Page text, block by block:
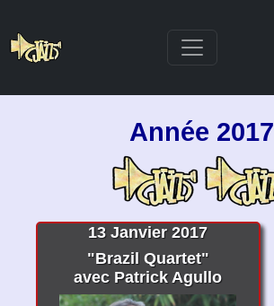
Année 2017
13 Janvier 2017
"Brazil Quartet"
avec Patrick Agullo